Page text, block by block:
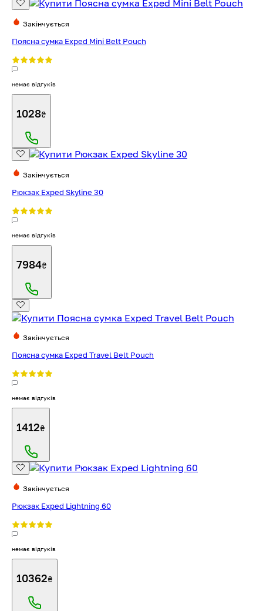
Закінчується
Поясна сумка Exped Mini Belt Pouch
немає відгуків
1028₴
Закінчується
Рюкзак Exped Skyline 30
немає відгуків
7984₴
Закінчується
Поясна сумка Exped Travel Belt Pouch
немає відгуків
1412₴
Закінчується
Рюкзак Exped Lightning 60
немає відгуків
10362₴